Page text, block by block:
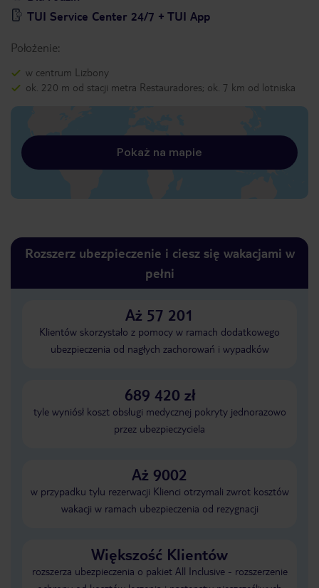
TUI Service Center 24/7 + TUI App
Położenie:
w centrum Lizbony
ok. 220 m od stacji metra Restauradores; ok. 7 km od lotniska
Pokaż na mapie
Rozszerz ubezpieczenie i ciesz się wakacjami w
pełni
Aż 57 201
Klientów skorzystało z pomocy w ramach dodatkowego
ubezpieczenia od nagłych zachorowań i wypadków
689 420 zł
tyle wyniósł koszt obsługi medycznej pokryty jednorazowo
przez ubezpieczyciela
Aż 9002
w przypadku tylu rezerwacji Klienci otrzymali zwrot kosztów
wakacji w ramach ubezpieczenia od rezygnacji
Większość Klientów
rozszerza ubezpieczenia o pakiet All Inclusive - rozszerzenie